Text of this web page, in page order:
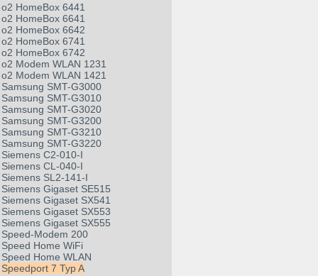
o2 HomeBox 6441
o2 HomeBox 6641
o2 HomeBox 6642
o2 HomeBox 6741
o2 HomeBox 6742
o2 Modem WLAN 1231
o2 Modem WLAN 1421
Samsung SMT-G3000
Samsung SMT-G3010
Samsung SMT-G3020
Samsung SMT-G3200
Samsung SMT-G3210
Samsung SMT-G3220
Siemens C2-010-I
Siemens CL-040-I
Siemens SL2-141-I
Siemens Gigaset SE515
Siemens Gigaset SX541
Siemens Gigaset SX553
Siemens Gigaset SX555
Speed-Modem 200
Speed Home WiFi
Speed Home WLAN
Speedport 7 Typ A